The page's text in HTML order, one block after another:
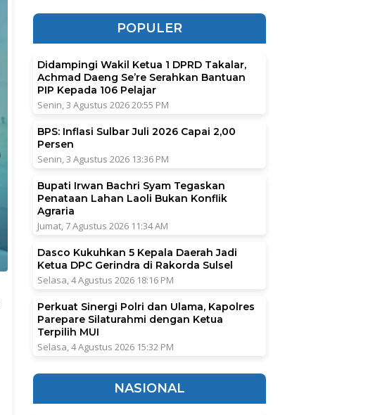
POPULER
Didampingi Wakil Ketua 1 DPRD Takalar,
Achmad Daeng Se’re Serahkan Bantuan
PIP Kepada 106 Pelajar
Senin, 3 Agustus 2026 20:55 PM
BPS: Inflasi Sulbar Juli 2026 Capai 2,00
Persen
Senin, 3 Agustus 2026 13:36 PM
Bupati Irwan Bachri Syam Tegaskan
Penataan Lahan Laoli Bukan Konflik
Agraria
Jumat, 7 Agustus 2026 11:34 AM
Dasco Kukuhkan 5 Kepala Daerah Jadi
Ketua DPC Gerindra di Rakorda Sulsel
Selasa, 4 Agustus 2026 18:16 PM
Perkuat Sinergi Polri dan Ulama, Kapolres
Parepare Silaturahmi dengan Ketua
Terpilih MUI
Selasa, 4 Agustus 2026 15:32 PM
NASIONAL